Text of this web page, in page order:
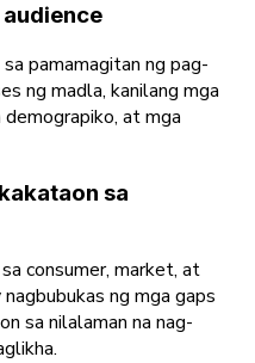
pamamagitan ng pag-
ng madla, kanilang mga
demograpiko, at mga
sa
consumer, market, at
ng mga gaps
sa nilalaman na nag-